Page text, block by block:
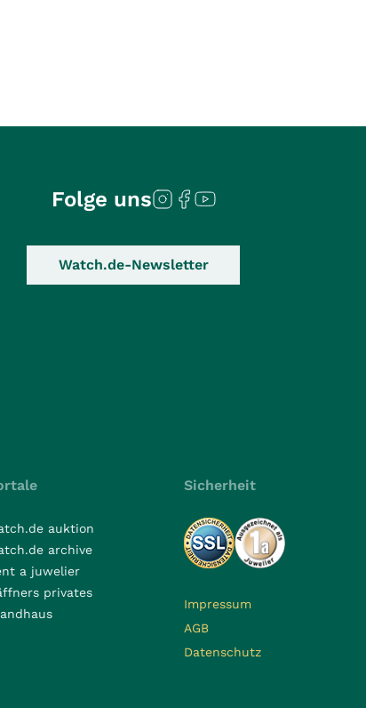
Folge uns
Watch.de-Newsletter
auktion
archive
a juwelier
privates
Sicherheit
Impressum
AGB
Datenschutz